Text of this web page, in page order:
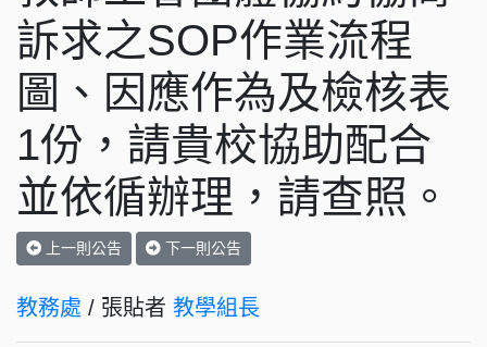
訴求之SOP作業流程
圖、因應作為及檢核表
1份，請貴校協助配合
並依循辦理，請查照。
上一則公告 下一則公告
教務處 / 張貼者 教學組長